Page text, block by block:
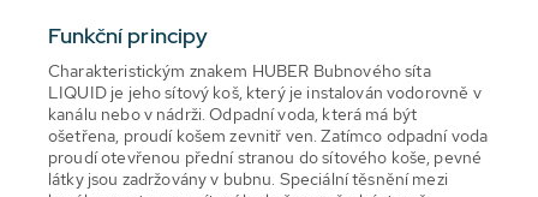
Funkční principy
Charakteristickým znakem HUBER Bubnového síta
LIQUID je jeho sítový koš, který je instalován vodorovně v
kanálu nebo v nádrži. Odpadní voda, která má být
ošetřena, proudí košem zevnitř ven. Zatímco odpadní voda
proudí otevřenou přední stranou do sítového koše, pevné
látky jsou zadržovány v bubnu. Speciální těsnění mezi